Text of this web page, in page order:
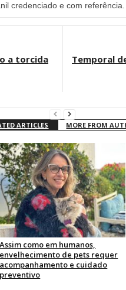
credenciado e com referência.
a torcida
Temporal
ARTICLES MORE FROM
Assim como em humanos,
envelhecimento de pets requer
acompanhamento e cuidado
preventivo